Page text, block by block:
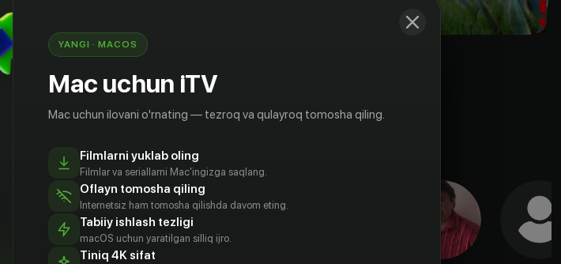
YANGI · MACOS
Mac uchun iTV
Mac uchun ilovani o'rnating — tezroq va qulayroq tomosha qiling.
Filmlarni yuklab oling
Filmlar va seriallarni Mac'ingizga saqlang.
Oflayn tomosha qiling
Internetsiz ham tomosha qilishda davom eting.
Tabiiy ishlash tezligi
macOS uchun yaratilgan silliq ijro.
Tiniq 4K sifat